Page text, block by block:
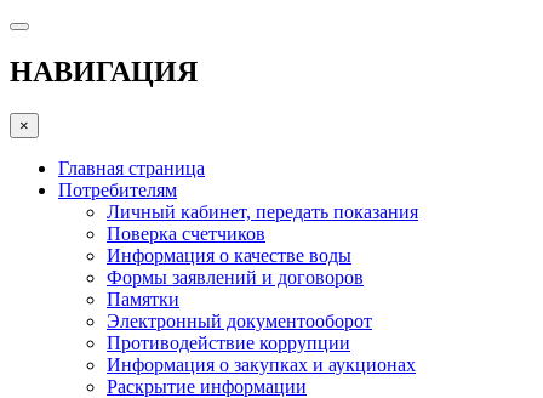
НАВИГАЦИЯ
×
Главная страница
Потребителям
Личный кабинет, передать показания
Поверка счетчиков
Информация о качестве воды
Формы заявлений и договоров
Памятки
Электронный документооборот
Противодействие коррупции
Информация о закупках и аукционах
Раскрытие информации